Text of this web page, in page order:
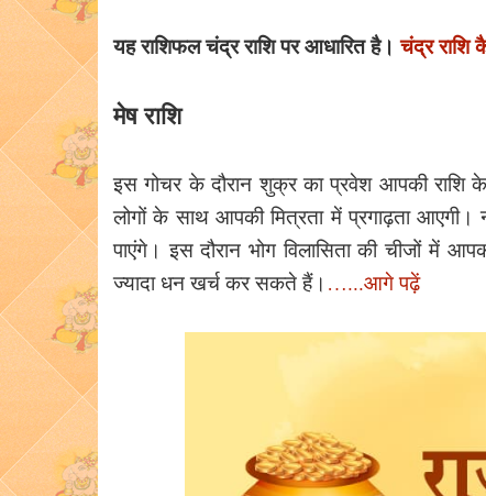
यह राशिफल चंद्र राशि पर आधारित है।चंद्र
मेष राशि
इस गोचर के दौरान शुक्र का प्रवेश आपकी राशि
लोगों के साथ आपकी मित्रता में प्रगाढ़ता
पाएंगे। इस दौरान भोग विलासिता की चीजों में
ज्यादा धन खर्च कर सकते हैं। …...आगे पढ़ें